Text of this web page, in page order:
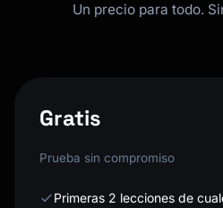
Un precio para todo.
Gratis
Prueba sin compromiso
Primeras 2 lecciones de